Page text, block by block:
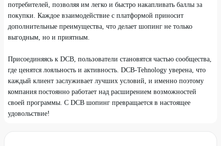
потребителей, позволяя им легко и быстро накапливать баллы за
покупки. Каждое взаимодействие с платформой приносит
дополнительные преимущества, что делает шопинг не только
выгодным, но и приятным.
Присоединяясь к DCB, пользователи становятся частью сообщества,
где ценятся лояльность и активность. DCB-Tehnology уверена, что
каждый клиент заслуживает лучших условий, и именно поэтому
компания постоянно работает над расширением возможностей
своей программы. С DCB шопинг превращается в настоящее
удовольствие!